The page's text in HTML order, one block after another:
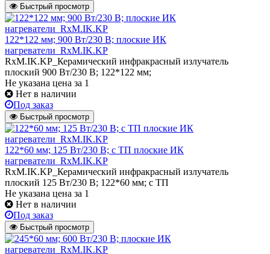
Быстрый просмотр
122*122 мм; 900 Вт/230 В; плоские ИК
нагреватели_RxM.IK.KP
RxM.IK.KP_Керамический инфракрасный излучатель
плоский 900 Вт/230 В; 122*122 мм;
Не указана цена за 1
Нет в наличии
Под заказ
Быстрый просмотр
122*60 мм; 125 Вт/230 В; с ТП плоские ИК
нагреватели_RxM.IK.KP
RxM.IK.KP_Керамический инфракрасный излучатель
плоский 125 Вт/230 В; 122*60 мм; с ТП
Не указана цена за 1
Нет в наличии
Под заказ
Быстрый просмотр